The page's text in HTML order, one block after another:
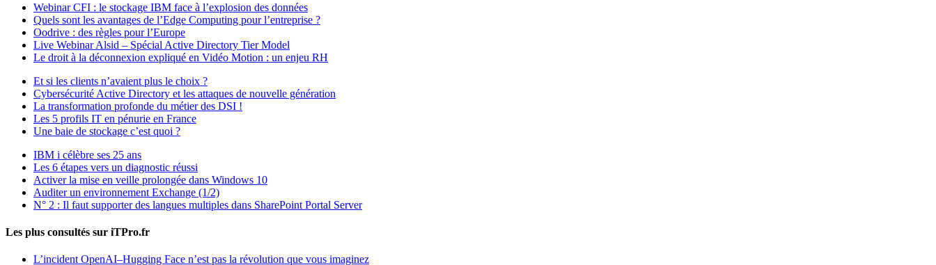
Webinar CFI : le stockage IBM face à l’explosion des données
Quels sont les avantages de l’Edge Computing pour l’entreprise ?
Oodrive : des règles pour l’Europe
Live Webinar Alsid – Spécial Active Directory Tier Model
Le droit à la déconnexion expliqué en Vidéo Motion : un enjeu RH
Et si les clients n’avaient plus le choix ?
Cybersécurité Active Directory et les attaques de nouvelle génération
La transformation profonde du métier des DSI !
Les 5 profils IT en pénurie en France
Une baie de stockage c’est quoi ?
IBM i célèbre ses 25 ans
Les 6 étapes vers un diagnostic réussi
Activer la mise en veille prolongée dans Windows 10
Auditer un environnement Exchange (1/2)
N° 2 : Il faut supporter des langues multiples dans SharePoint Portal Server
Les plus consultés sur iTPro.fr
L’incident OpenAI–Hugging Face n’est pas la révolution que vous imaginez